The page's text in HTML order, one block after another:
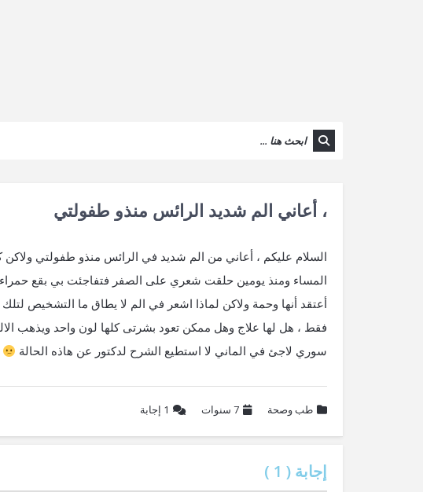
، أعاني الم شديد الرائس منذو طفولتي
السلام عليكم ، أعاني من الم شديد في الرائس منذو طفولتي
المساء ومنذ يومين حلقت شعري على الصفر فتفاجئت بي بقع
أعتقد أنها وحمة ولاكن لماذا اشعر في الم لا يطاق ما التشخيص
فقط ، هل لها علاج وهل ممكن تعود بشرتى كلها لون واحد ويذهب
سوري لاجئ في الماني لا استطيع الشرح لدكتور عن هاذه الحالة
طب وصحة 7 سنوات 1 إجابة
إجابة ( 1
)